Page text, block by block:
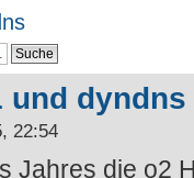
und dyndns
22:54
Jahres die o2